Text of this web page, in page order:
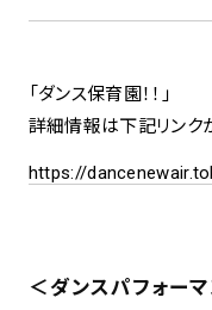
「ダンス保育園！！」
詳細情報は下記リンク
https://
＜ダンスパフォー